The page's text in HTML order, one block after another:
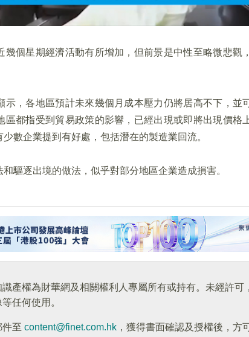
幾個星期經濟活動有所增加，但前景是中性至略微悲觀
示，各地區預計未來幾個月成本壓力仍將居高不下，並
區都指受到貿易政策的影響，已經出現或即將出現價格
數企業提到有好處，包括潛在的製造業回流。
驅逐出境的做法，似乎對部分地區企業造成損害。
產權為財華網及相關權利人專屬所有或持有。未經許可
任何使用。
至 content@finet.com.hk ，獲得書面確認及授權後，方